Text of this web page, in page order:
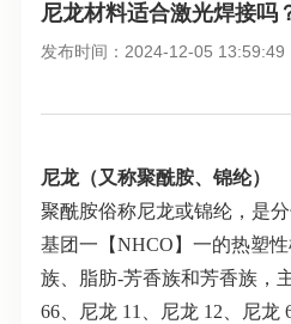
尼龙材料适合激光焊接吗
发布时间：2024-12-05 13:59:49
尼龙（又称聚酰胺、锦纶）
聚酰胺俗称尼龙或锦纶，是
基团一【NHCO】一的热塑
族、脂肪-芳香族和芳香族，
66、尼龙 11、尼龙 12、尼龙